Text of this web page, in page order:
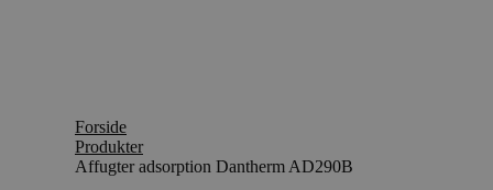
Forside
Produkter
Affugter adsorption Dantherm AD290B